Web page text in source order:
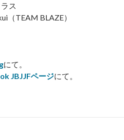
ス
（TEAM BLAZE）
にて。
JBJJFページにて。